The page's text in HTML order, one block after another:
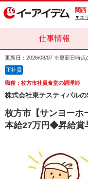
関西
▼エ
仕事情報
更新日：2026/08/07 ※更新日時点
正社員
職種：枚方市社員食堂の調理師
株式会社東テスティパル
枚方市【サンヨー
本給27万円◆昇給